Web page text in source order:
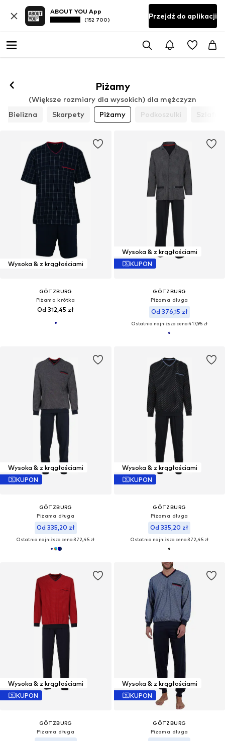
ABOUT YOU App
(152 700) Przejdź do aplikacji
Piżamy
(Większe rozmiary dla wysokich) dla mężczyzn
Bielizna
Skarpety Piżamy Podkoszulki
Wysoka & z krągłościami
GÖTZBURG
Piżama krótka
Od 312,45 zł
Wysoka & z krągłościami
KUPON
GÖTZBURG
Piżama długa
Od 376,15 zł
Ostatnia najniższa cena:417,95 zł
Wysoka & z krągłościami
KUPON
GÖTZBURG
Piżama długa
Od 335,20 zł
Ostatnia najniższa cena:372,45 zł
Wysoka & z krągłościami
KUPON
GÖTZBURG
Piżama długa
Od 335,20 zł
Ostatnia najniższa cena:372,45 zł
Wysoka & z krągłościami
KUPON
GÖTZBURG
Piżama długa
Wysoka & z krągłościami
KUPON
GÖTZBURG
Piżama długa